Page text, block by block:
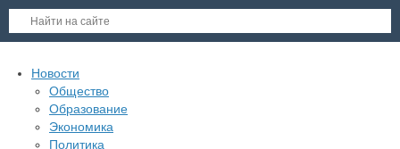
Новости
Общество
Образование
Экономика
Политика